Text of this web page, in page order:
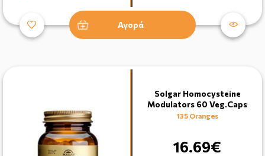
Αγορά
Solgar Homocysteine
Modulators 60 Veg.Caps
135 Oranges
16.69€